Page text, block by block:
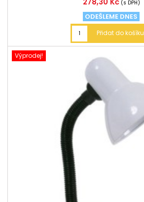
(s DPH)
ODEŠLEME DNES
Přidat do košíku
Výprodej!